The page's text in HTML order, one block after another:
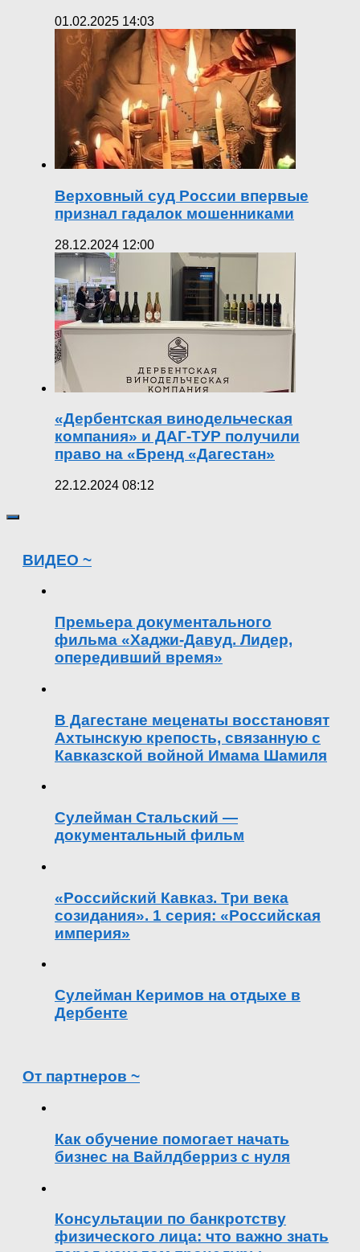
01.02.2025 14:03
Верховный суд России впервые
признал гадалок мошенниками
28.12.2024 12:00
«Дербентская винодельческая
компания» и ДАГ-ТУР получили
право на «Бренд «Дагестан»
22.12.2024 08:12
ВИДЕО ~
Премьера документального
фильма «Хаджи-Давуд. Лидер,
опередивший время»
В Дагестане меценаты восстановят
Ахтынскую крепость, связанную с
Кавказской войной Имама Шамиля
Сулейман Стальский —
документальный фильм
«Российский Кавказ. Три века
созидания». 1 серия: «Российская
империя»
Сулейман Керимов на отдыхе в
Дербенте
От партнеров ~
Как обучение помогает начать
бизнес на Вайлдберриз с нуля
Консультации по банкротству
физического лица: что важно знать